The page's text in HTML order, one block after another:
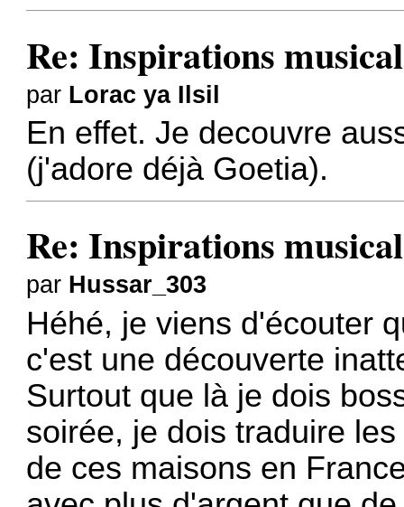
Re: Inspirations
par Lorac ya Ilsil
En effet. Je decouvre
(j'adore déjà Goetia).
Re: Inspirations
par Hussar_303
Héhé, je viens d'écouter
c'est une découverte
Surtout que là je dois
soirée, je dois traduire
de ces maisons en